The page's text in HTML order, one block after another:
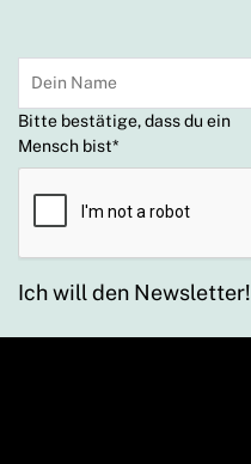
Bitte bestätige, dass du ein
Mensch bist*
Ich will den Newsletter!